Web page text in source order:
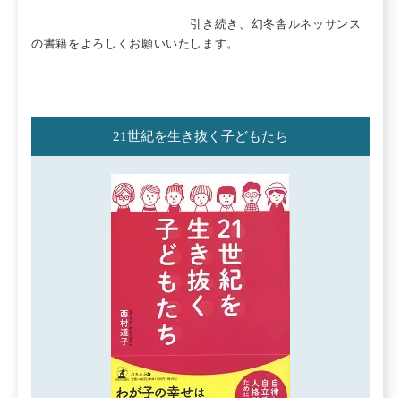
引き続き、幻冬舎ルネッサンス
の書籍をよろしくお願いいたします。
21世紀を生き抜く子どもたち